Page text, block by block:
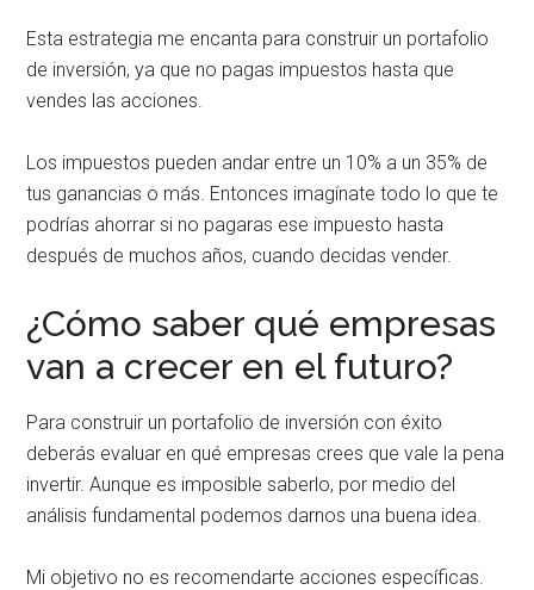
Esta estrategia me encanta para construir un portafolio
de inversión, ya que no pagas impuestos hasta que
vendes las acciones.
Los impuestos pueden andar entre un 10% a un 35% de
tus ganancias o más. Entonces imagínate todo lo que te
podrías ahorrar si no pagaras ese impuesto hasta
después de muchos años, cuando decidas vender.
¿Cómo saber qué empresas
van a crecer en el futuro?
Para construir un portafolio de inversión con éxito
deberás evaluar en qué empresas crees que vale la pena
invertir. Aunque es imposible saberlo, por medio del
análisis fundamental podemos darnos una buena idea.
Mi objetivo no es recomendarte acciones específicas.